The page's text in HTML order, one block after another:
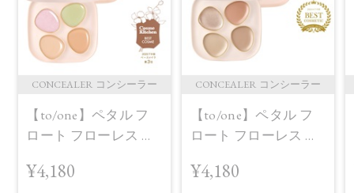
CONCEALER コンシーラー
【to/one】ペタル フ
ロート フローレス タ
¥4,180
CONCEALER コンシーラー
【to/one】ペタル フ
ロート フローレス タ
ジ
¥4,180